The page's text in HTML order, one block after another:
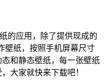
的应用，除了提供现成的
壁纸，按照手机屏幕尺寸
和静态壁纸，每一张壁纸
大家就快来下载吧！